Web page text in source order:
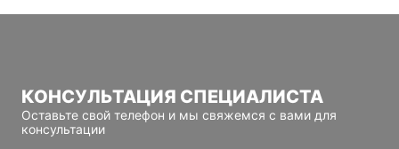
КОНСУЛЬТАЦИЯ СПЕЦИАЛИСТА
Оставьте свой телефон и мы свяжемся с вами для
консультации